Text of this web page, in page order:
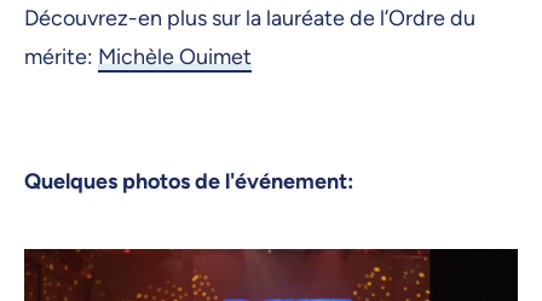
Découvrez-en plus sur la lauréate de l’Ordre du
mérite: Michèle Ouimet
Quelques photos de l'événement: